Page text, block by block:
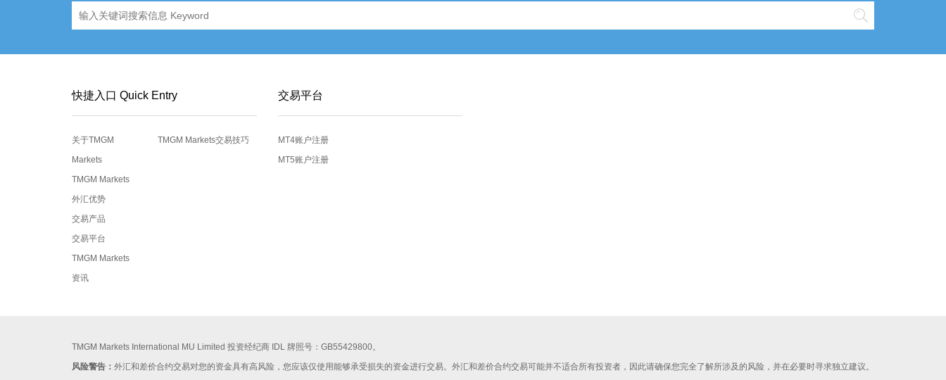
快捷入口 Quick Entry
关于TMGM
Markets
TMGM Markets
外汇优势
交易产品
交易平台
TMGM Markets
资讯
TMGM Markets交易技巧
交易平台
MT4账户注册
MT5账户注册
TMGM Markets International MU Limited 投资经纪商 IDL 牌照号：GB55429800。
风险警告： 外汇和差价合约交易对您的资金具有高风险，您应该仅使用能够承受损失的资金进行交易。外汇和差价合约交易可能并不适合所有投资者，因此请确保您完全了解所涉及的风险，并在必要时寻求独立建议。